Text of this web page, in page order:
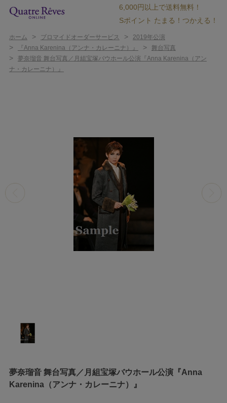
6,000円以上で送料無料！
Sポイント たまる！つかえる！
ホーム > ブロマイドオーダーサービス > 2019年公演
> 『Anna Karenina（アンナ・カレーニナ）』 > 舞台写真
>
夢奈瑠音 舞台写真／月組宝塚バウホール公演『Anna Karenina（アン
ナ・カレーニナ）』
夢奈瑠音 舞台写真／月組宝塚バウホール公演『Anna
Karenina（アンナ・カレーニナ）』